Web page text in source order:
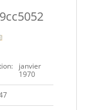
janvier
1970